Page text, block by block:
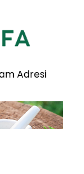
Adresi